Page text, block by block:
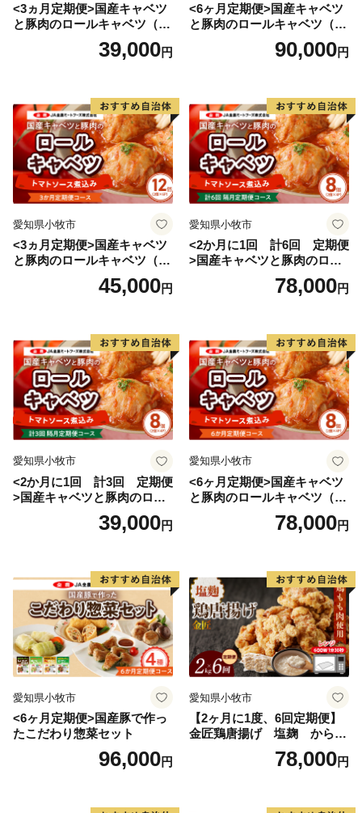
<3ヵ月定期便>国産キャベツ
と豚肉のロールキャベツ（4P
39,000円
<6ヶ月定期便>国産キャベツ
と豚肉のロールキャベツ（6P
90,000円
愛知県小牧市
<3ヵ月定期便>国産キャベツ
と豚肉のロールキャベツ（6P
45,000円
愛知県小牧市
<2か月に1回 計6回 定期便
>国産キャベツと豚肉のロー
ルキャベツ（4P入り）
78,000円
愛知県小牧市
<2か月に1回 計3回 定期便
>国産キャベツと豚肉のロー
ルキャベツ（4P入り）
39,000円
愛知県小牧市
<6ヶ月定期便>国産キャベツ
と豚肉のロールキャベツ（4P
78,000円
愛知県小牧市
<6ヶ月定期便>国産豚で作っ
たこだわり惣菜セット
96,000円
愛知県小牧市
【2ヶ月に1度、6回定期便】
金匠鶏唐揚げ 塩麹 からあ
78,000円